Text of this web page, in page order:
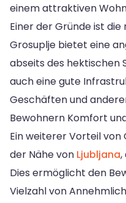
einem attraktiven
Einer der Gründe ist
Grosuplje bietet eine
abseits des hektischen
auch eine gute
Geschäften und
Bewohnern Komfort
Ein weiterer Vorteil von
der Nähe von Ljubljana,
Dies ermöglicht den
Vielzahl von